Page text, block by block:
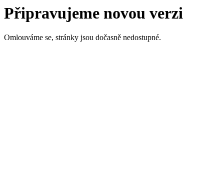
Připravujeme novou verzi
Omlouváme se, stránky jsou dočasně nedostupné.